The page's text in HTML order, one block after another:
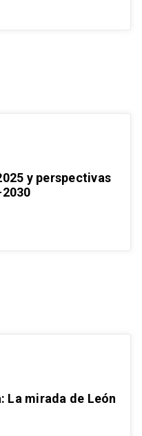
y perspectivas
La mirada de León